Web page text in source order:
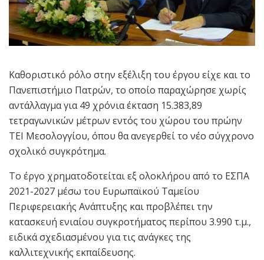
Καθοριστικό ρόλο στην εξέλιξη του έργου είχε και το
Πανεπιστήμιο Πατρών, το οποίο παραχώρησε χωρίς
αντάλλαγμα για 49 χρόνια έκταση 15.383,89
τετραγωνικών μέτρων εντός του χώρου του πρώην
ΤΕΙ Μεσολογγίου, όπου θα ανεγερθεί το νέο σύγχρονο
σχολικό συγκρότημα.
Το έργο χρηματοδοτείται εξ ολοκλήρου από το ΕΣΠΑ
2021-2027 μέσω του Ευρωπαϊκού Ταμείου
Περιφερειακής Ανάπτυξης και προβλέπει την
κατασκευή ενιαίου συγκροτήματος περίπου 3.990 τ.μ.,
ειδικά σχεδιασμένου για τις ανάγκες της
καλλιτεχνικής εκπαίδευσης.